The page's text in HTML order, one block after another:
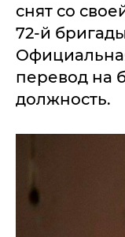
снят со
72-й
перевод на
должность.